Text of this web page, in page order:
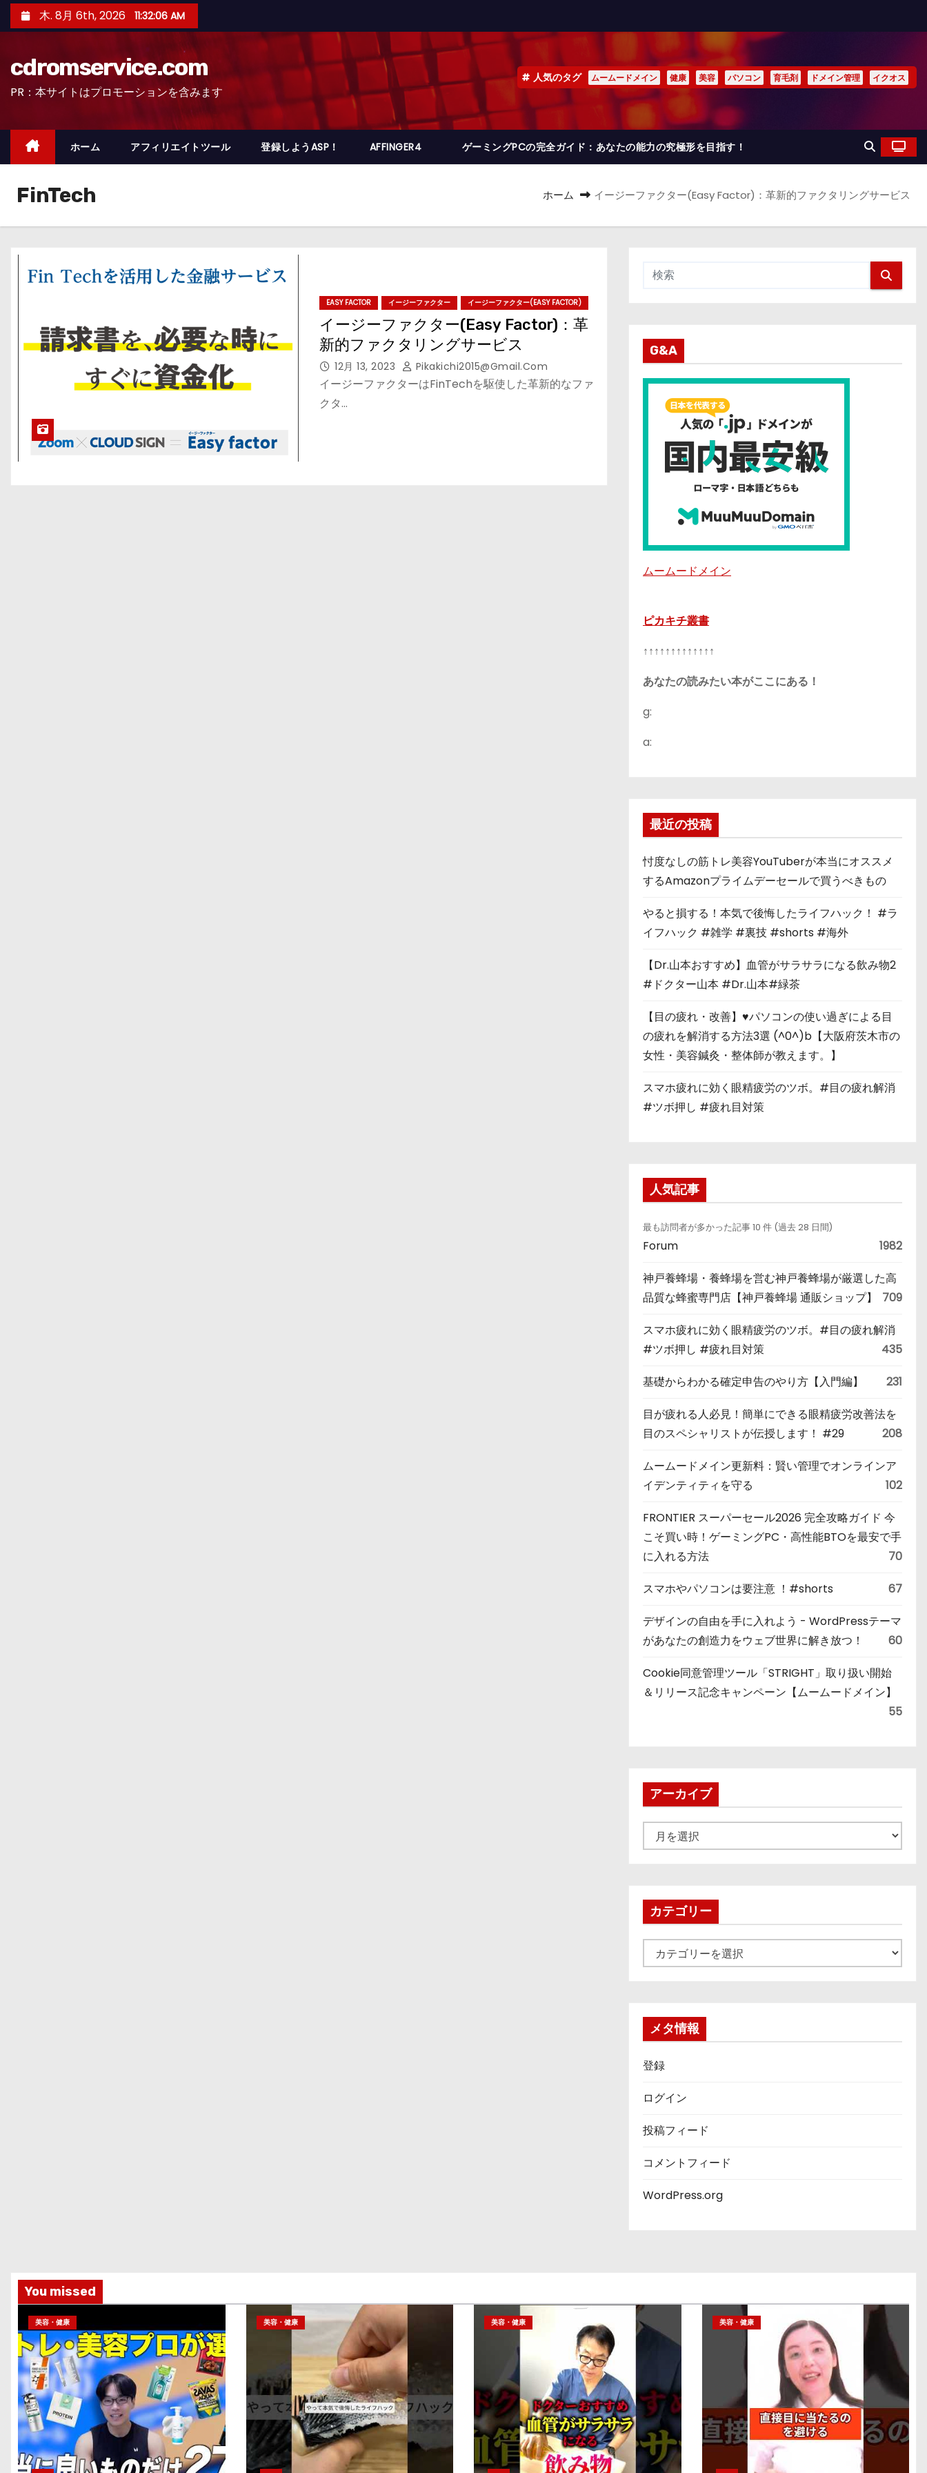
ン
ッ
木. 8月 6th, 2026 11:32:07 AM
cdromservice.com
PR：本サイトはプロモーションを含みます
人気のタグ ムームードメイン 健康 美容 パソコン 育毛剤 ドメイン管理 イクオス
ホーム アフィリエイトツール 登録しようASP！ AFFINGER4 ゲーミングPCの完全ガイド：あなたの能力の究極形を目指す！
FinTech ホーム イージーファクター(Easy Factor)：革新的ファクタリングサービス
EASY FACTOR イージーファクター イージーファクター(EASY FACTOR)
イージーファクター(Easy Factor)：革
新的ファクタリングサービス
12月 13, 2023 Pikakichi2015@gmail.com
イージーファクターはFinTechを駆使した革新的なファ
クタ…
G&A
ムームードメイン
ピカキチ叢書
↑↑↑↑↑↑↑↑↑↑↑↑↑
あなたの読みたい本がここにある！
g:
a:
最近の投稿
忖度なしの筋トレ美容YouTuberが本当にオススメ
するAmazonプライムデーセールで買うべきもの
やると損する！本気で後悔したライフハック！ #ラ
イフハック #雑学 #裏技 #shorts #海外
【Dr.山本おすすめ】血管がサラサラになる飲み物2
#ドクター山本 #Dr.山本#緑茶
【目の疲れ・改善】♥パソコンの使い過ぎによる目
の疲れを解消する方法3選 (^0^)b【大阪府茨木市の
女性・美容鍼灸・整体師が教えます。】
スマホ疲れに効く眼精疲労のツボ。#目の疲れ解消
#ツボ押し #疲れ目対策
人気記事
最も訪問者が多かった記事 10 件 (過去 28 日間)
Forum 1982
神戸養蜂場・養蜂場を営む神戸養蜂場が厳選した高
品質な蜂蜜専門店【神戸養蜂場 通販ショップ】
709
スマホ疲れに効く眼精疲労のツボ。#目の疲れ解消
#ツボ押し #疲れ目対策
435
基礎からわかる確定申告のやり方【入門編】 231
目が疲れる人必見！簡単にできる眼精疲労改善法を
目のスペシャリストが伝授します！ #29
208
ムームードメイン更新料：賢い管理でオンラインア
イデンティティを守る
102
FRONTIER スーパーセール2026 完全攻略ガイド 今
こそ買い時！ゲーミングPC・高性能BTOを最安で手
に入れる方法
70
スマホやパソコンは要注意 ！#shorts 67
デザインの自由を手に入れよう - WordPressテーマ
があなたの創造力をウェブ世界に解き放つ！
60
Cookie同意管理ツール「STRIGHT」取り扱い開始
＆リリース記念キャンペーン【ムームードメイン】
55
アーカイブ
ー
ブカテゴリー
テ
メタ情報
登録
ログイン
投稿フィード
コメントフィード
WordPress.org
You missed
美容・健康 美容・健康 美容・健康 美容・健康